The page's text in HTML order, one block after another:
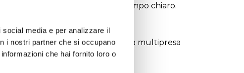
media e per analizzare il
i nostri partner che si occupano
che hai fornito loro o
di fase 4x/10x, 20x/40x e campo chiaro.
apertura. Alimentazione esterna multipresa